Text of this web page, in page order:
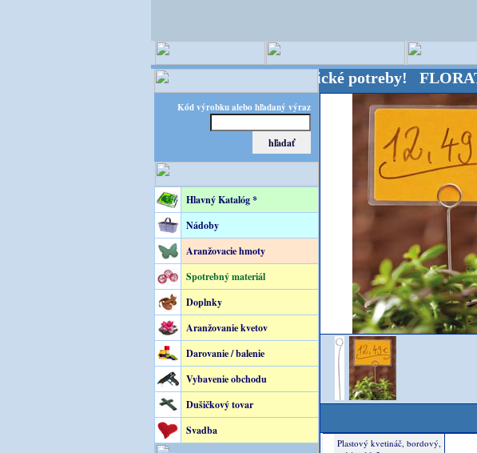
Kód výrobku alebo hľadaný výraz
Hlavný Katalóg *
Nádoby
Aranžovacie hmoty
Spotrebný materiál
Doplnky
Aranžovanie kvetov
Darovanie / balenie
Vybavenie obchodu
Dušičkový tovar
Svadba
FLORATEC – špecialista na floristické potreby! FLORATEC